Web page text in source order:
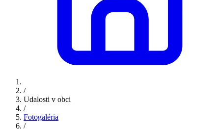
/
Udalosti v obci
/
Fotogaléria
/